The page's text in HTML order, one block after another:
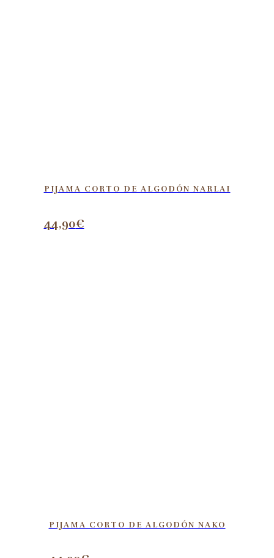
PIJAMA CORTO DE ALGODÓN NARLAI
44,90€
PIJAMA CORTO DE ALGODÓN NAKO